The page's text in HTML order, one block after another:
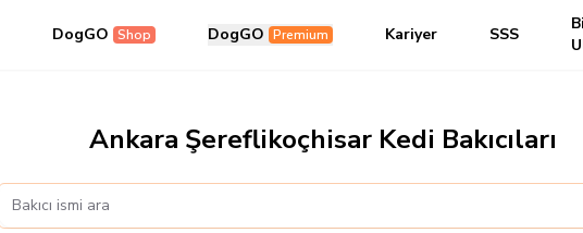
DogGO Shop DogGO Premium Kariyer SSS
Ankara Şereflikoçhisar Kedi Bakıcıları